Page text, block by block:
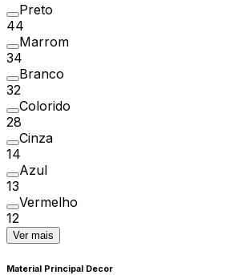
Preto
44
Marrom
34
Branco
32
Colorido
28
Cinza
14
Azul
13
Vermelho
12
Ver mais
Material Principal Decor